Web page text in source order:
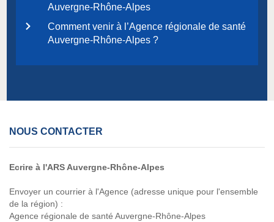
Auvergne-Rhône-Alpes
Comment venir à l’Agence régionale de santé
Auvergne-Rhône-Alpes ?
NOUS CONTACTER
Ecrire à l'ARS Auvergne-Rhône-Alpes
Envoyer un courrier à l'Agence (adresse unique pour l'ensemble
de la région) :
Agence régionale de santé Auvergne-Rhône-Alpes